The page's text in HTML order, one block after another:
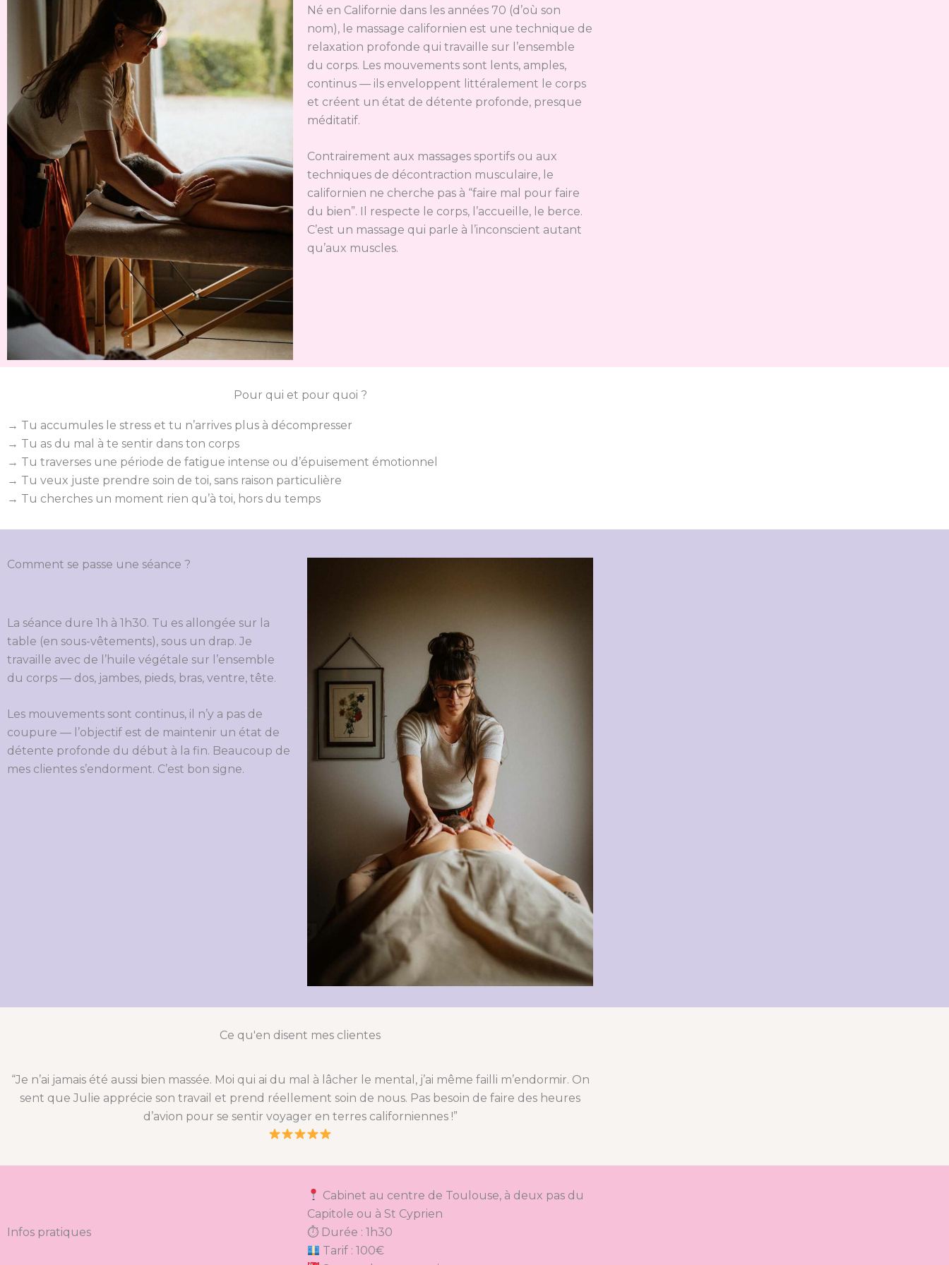
Né en Californie dans les années 70 (d’où son
nom), le massage californien est une technique de
relaxation profonde qui travaille sur l’ensemble
du corps. Les mouvements sont lents, amples,
continus — ils enveloppent littéralement le corps
et créent un état de détente profonde, presque
méditatif.
Contrairement aux massages sportifs ou aux
techniques de décontraction musculaire, le
californien ne cherche pas à “faire mal pour faire
du bien”. Il respecte le corps, l’accueille, le berce.
C’est un massage qui parle à l’inconscient autant
qu’aux muscles.
Pour qui et pour quoi ?
→ Tu accumules le stress et tu n’arrives plus à décompresser
→ Tu as du mal à te sentir dans ton corps
→ Tu traverses une période de fatigue intense ou d’épuisement émotionnel
→ Tu veux juste prendre soin de toi, sans raison particulière
→ Tu cherches un moment rien qu’à toi, hors du temps
Comment se passe une séance ?
La séance dure 1h à 1h30. Tu es allongée sur la
table (en sous-vêtements), sous un drap. Je
travaille avec de l’huile végétale sur l’ensemble
du corps — dos, jambes, pieds, bras, ventre, tête.
Les mouvements sont continus, il n’y a pas de
coupure — l’objectif est de maintenir un état de
détente profonde du début à la fin. Beaucoup de
mes clientes s’endorment. C’est bon signe.
Ce qu'en disent mes clientes
“Je n’ai jamais été aussi bien massée. Moi qui ai du mal à lâcher le mental, j’ai même failli m’endormir. On
sent que Julie apprécie son travail et prend réellement soin de nous. Pas besoin de faire des heures
d’avion pour se sentir voyager en terres californiennes !”
Infos pratiques
Cabinet au centre de Toulouse, à deux pas du
Capitole ou à St Cyprien
⏱ Durée : 1h30
Tarif : 100€